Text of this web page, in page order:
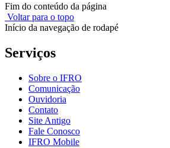
Fim do conteúdo da página
Voltar para o topo
Início da navegação de rodapé
Serviços
Sobre o IFRO
Comunicação
Ouvidoria
Contato
Site Antigo
Fale Conosco
IFRO Mobile